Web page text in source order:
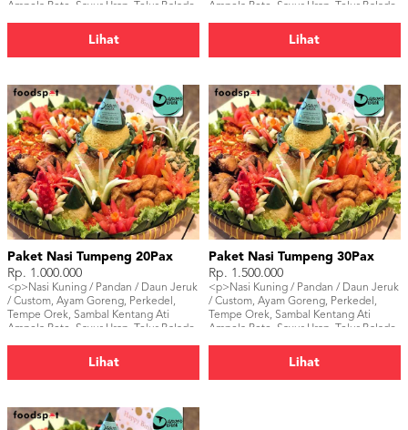
Ampela Pete, Sayur Urap, Telur Balado.
</p>
Lihat
Ampela Pete, Sayur Urap, Telur Balado.
</p>
Lihat
Paket Nasi Tumpeng 20Pax
Rp. 1.000.000
<p>Nasi Kuning / Pandan / Daun Jeruk
/ Custom, Ayam Goreng, Perkedel,
Tempe Orek, Sambal Kentang Ati
Ampela Pete, Sayur Urap, Telur Balado.
</p>
Lihat
Paket Nasi Tumpeng 30Pax
Rp. 1.500.000
<p>Nasi Kuning / Pandan / Daun Jeruk
/ Custom, Ayam Goreng, Perkedel,
Tempe Orek, Sambal Kentang Ati
Ampela Pete, Sayur Urap, Telur Balado.
</p>
Lihat